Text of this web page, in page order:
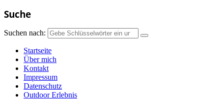
Suche
Suchen nach:
Startseite
Über mich
Kontakt
Impressum
Datenschutz
Outdoor Erlebnis